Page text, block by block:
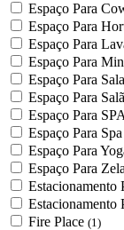
Espaço Para
Espaço Para
Espaço Para
Espaço Para
Espaço Para
Espaço Para
Espaço Para SPA
Espaço Para Spa
Espaço Para
Espaço Para
Estacionamento
Estacionamento
Fire Place (1)